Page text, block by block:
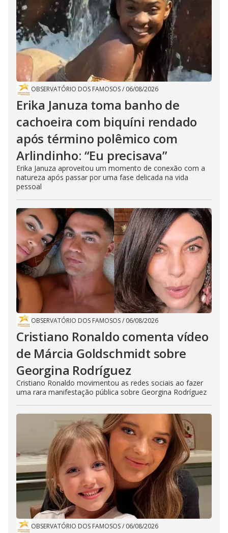
OBSERVATÓRIO DOS FAMOSOS/ 06/08/2026
Erika Januza toma banho de
cachoeira com biquíni rendado
após término polêmico com
Arlindinho: “Eu precisava”
Erika Januza aproveitou um momento de conexão com a
natureza após passar por uma fase delicada na vida
pessoal
OBSERVATÓRIO DOS FAMOSOS/ 06/08/2026
Cristiano Ronaldo comenta vídeo
de Márcia Goldschmidt sobre
Georgina Rodríguez
Cristiano Ronaldo movimentou as redes sociais ao fazer
uma rara manifestação pública sobre Georgina Rodríguez
OBSERVATÓRIO DOS FAMOSOS/ 06/08/2026